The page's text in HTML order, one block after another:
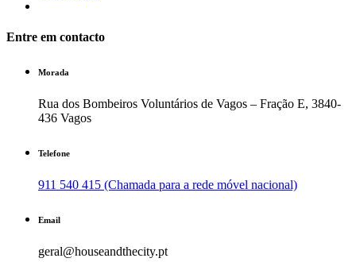
Entre em contacto
Morada
Rua dos Bombeiros Voluntários de Vagos – Fração E, 3840-
436 Vagos
Telefone
911 540 415 (Chamada para a rede móvel nacional)
Email
geral@houseandthecity.pt